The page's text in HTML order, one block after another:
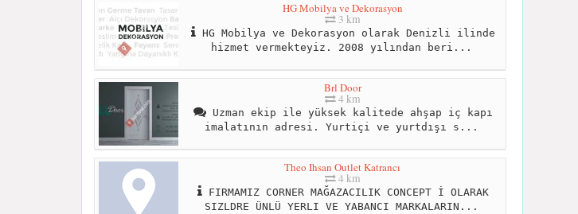
HG Mobilya ve Dekorasyon
3 km
HG Mobilya ve Dekorasyon olarak Denizli ilinde
hizmet vermekteyiz. 2008 yılından beri...
Brl Door
4 km
Uzman ekip ile yüksek kalitede ahşap iç kapı
imalatının adresi. Yurtiçi ve yurtdışı s...
Theo Ihsan Outlet Katrancı
4 km
FIRMAMIZ CORNER MAĞAZACILIK CONCEPT İ OLARAK
SIZLDRE ÜNLÜ YERLI VE YABANCI MARKALARIN...